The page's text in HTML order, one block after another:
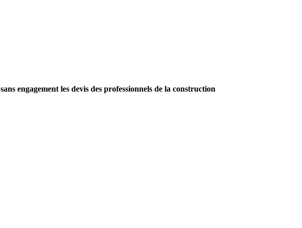
sans engagement les devis des professionnels de la construction